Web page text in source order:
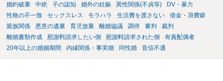
婚約破棄
中絶 子の認知 婚外の妊娠 異性関係(不貞等)
DV・暴力
性格の不一致
セックスレス モラハラ 生活費を渡さない
借金・浪費癖
親族関係
悪意の遺棄 育児放棄 離婚協議 調停 審判
裁判
離婚書類作成
慰謝料請求したい側 慰謝料請求された側
有責配偶者
20年以上の婚姻期間
内縁関係・事実婚 同性婚 音信不通